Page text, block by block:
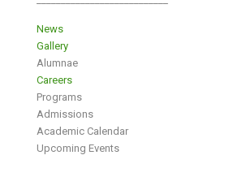
News
Gallery
Alumnae
Careers
Programs
Admissions
Academic Calendar
Upcoming Events